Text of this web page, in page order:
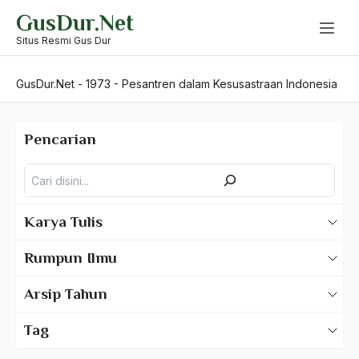
content
GusDur.Net
Situs Resmi Gus Dur
GusDur.Net - 1973 - Pesantren dalam Kesusastraan Indonesia
Pencarian
Karya Tulis
Rumpun Ilmu
Arsip Tahun
Tag